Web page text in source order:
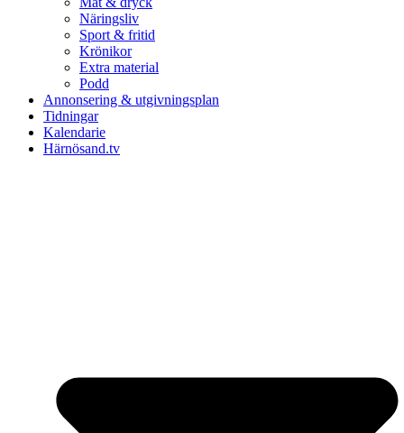
Näringsliv
Sport & fritid
Krönikor
Extra material
Podd
Annonsering & utgivningsplan
Tidningar
Kalendarie
Härnösand.tv